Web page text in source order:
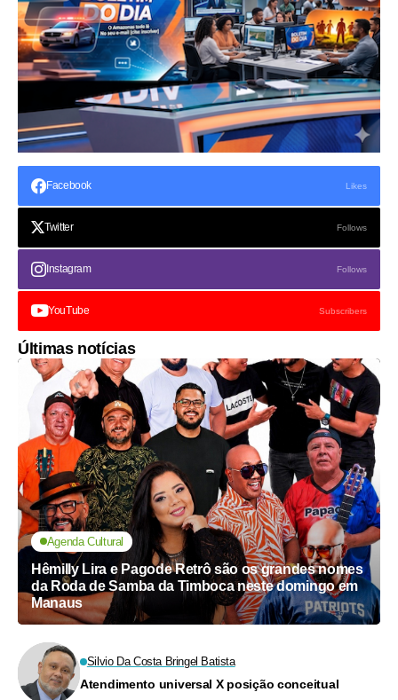
Facebook Likes
Twitter Follows
Instagram Follows
YouTube Subscribers
Últimas notícias
Agenda Cultural
Hêmilly Lira e Pagode Retrô são os grandes nomes
da Roda de Samba da Timboca neste domingo em
Manaus
Silvio Da Costa Bringel Batista
Atendimento universal X posição conceitual